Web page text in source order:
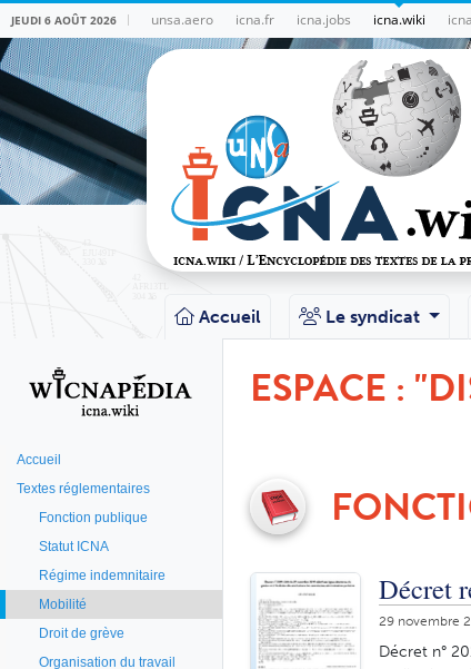
JEUDI 6 AOÛT 2026 unsa.aero icna.fr icna.jobs icna.wiki
Accueil Le syndicat
Accueil
Textes réglementaires
Fonction publique
Statut ICNA
Régime indemnitaire
Mobilité
Droit de grève
Organisation du travail
ESPACE :
Décret
29 novembre
Décret n°